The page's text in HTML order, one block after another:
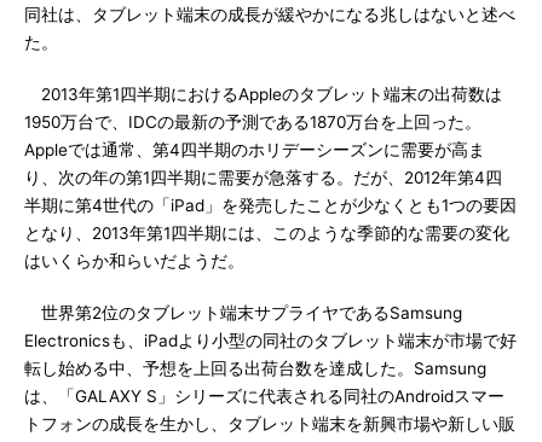
同社は、タブレット端末の成長が緩やかになる兆しはないと述べ
た。
2013年第1四半期におけるAppleのタブレット端末の出荷数は
1950万台で、IDCの最新の予測である1870万台を上回った。
Appleでは通常、第4四半期のホリデーシーズンに需要が高ま
り、次の年の第1四半期に需要が急落する。だが、2012年第4四
半期に第4世代の「iPad」を発売したことが少なくとも1つの要因
となり、2013年第1四半期には、このような季節的な需要の変化
はいくらか和らいだようだ。
世界第2位のタブレット端末サプライヤであるSamsung
Electronicsも、iPadより小型の同社のタブレット端末が市場で好
転し始める中、予想を上回る出荷台数を達成した。Samsung
は、「GALAXY S」シリーズに代表される同社のAndroidスマー
トフォンの成長を生かし、タブレット端末を新興市場や新しい販